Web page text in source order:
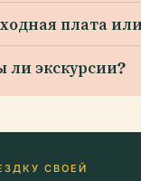
плата
ли экскурсии?
СВОЕЙ